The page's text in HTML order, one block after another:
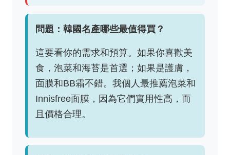
問題：韓國名產哪些最值得買？
這要看你的需求和預算。如果你喜歡美
食，泡菜和海苔是首選；如果是護膚，
面膜和BB霜不錯。我個人最推薦泡菜和
Innisfree面膜，因為它們實用性高，而
且價格合理。